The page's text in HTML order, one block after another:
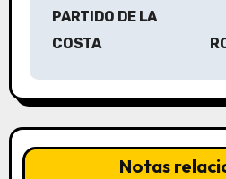
a
c
PARTIDO DE LA
COSTA
Notas